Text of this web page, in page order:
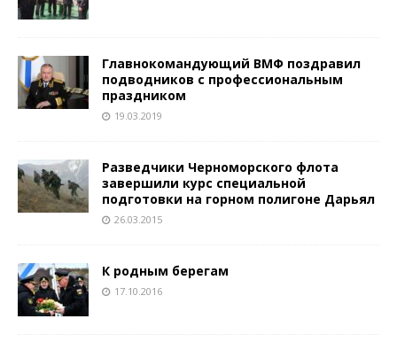
Главнокомандующий ВМФ поздравил
подводников с профессиональным
праздником
19.03.2019
Разведчики Черноморского флота
завершили курс специальной
подготовки на горном полигоне Дарьял
26.03.2015
К родным берегам
17.10.2016